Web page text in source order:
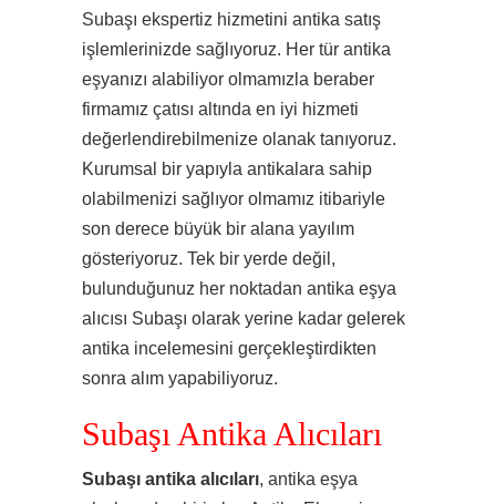
Subaşı ekspertiz hizmetini antika satış
işlemlerinizde sağlıyoruz. Her tür antika
eşyanızı alabiliyor olmamızla beraber
firmamız çatısı altında en iyi hizmeti
değerlendirebilmenize olanak tanıyoruz.
Kurumsal bir yapıyla antikalara sahip
olabilmenizi sağlıyor olmamız itibariyle
son derece büyük bir alana yayılım
gösteriyoruz. Tek bir yerde değil,
bulunduğunuz her noktadan antika eşya
alıcısı Subaşı olarak yerine kadar gelerek
antika incelemesini gerçekleştirdikten
sonra alım yapabiliyoruz.
Subaşı Antika Alıcıları
Subaşı antika alıcıları, antika eşya